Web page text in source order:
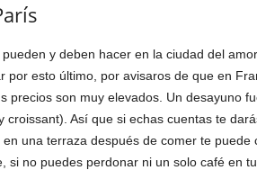
y deben hacer en la ciudad del
por esto último, por avisaros de que en
precios son muy elevados. Un desayuno
Así que si echas cuentas te
una terraza después de comer te puede
si no puedes perdonar ni un solo café en